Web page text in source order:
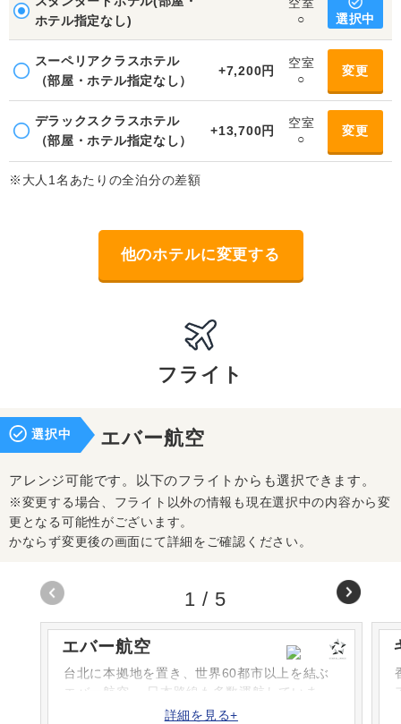
ホテル指定なし)
空室
○
選択中
スーペリアクラスホテル
（部屋・ホテル指定なし）
+7,200円
空室
○
変更
デラックスクラスホテル
（部屋・ホテル指定なし）
+13,700円
空室
○
変更
※大人1名あたりの全泊分の差額
他のホテルに変更する
フライト
選択中 エバー航空
アレンジ可能です。以下のフライトからも選択できます。
※変更する場合、フライト以外の情報も現在選択中の内容から変
更となる可能性がございます。
かならず変更後の画面にて詳細をご確認ください。
エバー航空
台北に本拠地を置き、世界60都市以上を結ぶ
エバー航空。 日本路線も多数運航していま
す。航空会社としては初めてサンリオと提携
詳細を見る+
1 / 5